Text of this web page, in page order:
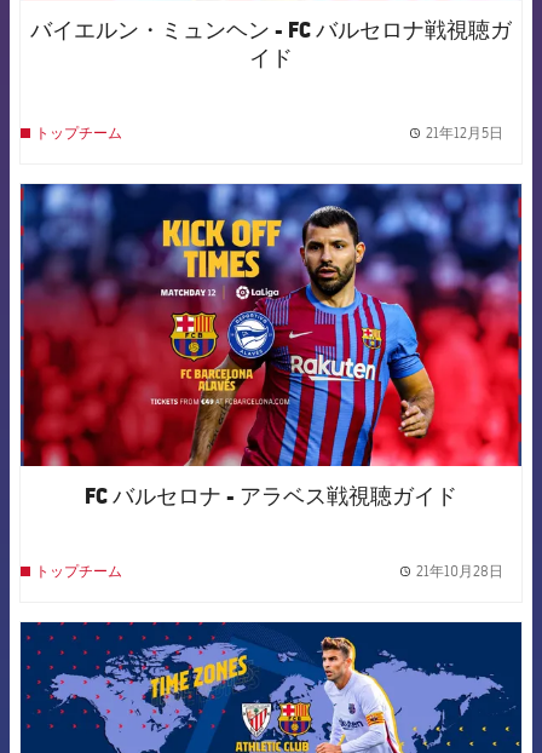
バイエルン・ミュンヘン - FC バルセロナ戦視聴ガ
イド
トップチーム 21年12月5日
FCB Barcelona badge
FC バルセロナ - アラベス戦視聴ガイド
トップチーム 21年10月28日
FCB Barcelona badge